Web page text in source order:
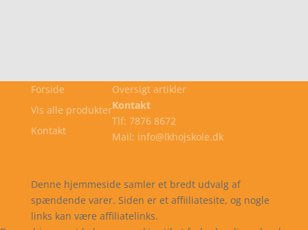
Forside
Vis alle produkter
Kontakt
Oversigt artikler
Kontakt
Tlf: 7876 8672
Mail: info@lkhojskole.dk
Denne hjemmeside samler et bredt udvalg af
spændende varer. Siden er et affiiliatesite, og nogle
links kan være affiliatelinks.